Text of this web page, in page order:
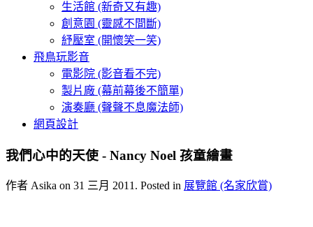
生活館 (新奇又有趣)
創意園 (靈感不間斷)
紓壓室 (開懷笑一笑)
飛鳥玩影音
電影院 (影音看不完)
製片廠 (幕前幕後不簡單)
演奏廳 (聲聲不息魔法師)
網頁設計
我們心中的天使 - Nancy Noel 孩童繪畫
作者 Asika on 31 三月 2011. Posted in 展覽館 (名家欣賞)